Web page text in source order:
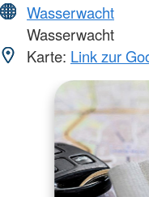
Wasserwacht
Wasserwacht
Karte: Link zur